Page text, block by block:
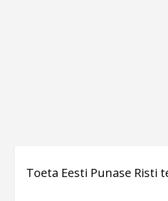
Toeta Eesti Punase Risti